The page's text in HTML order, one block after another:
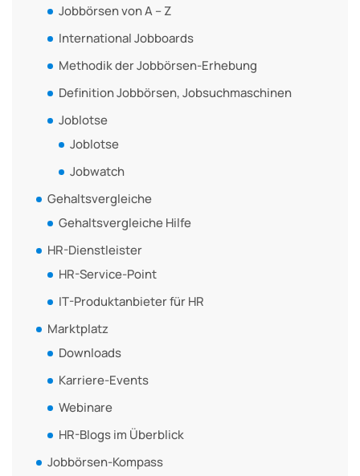
Jobbörsen von A – Z
International Jobboards
Methodik der Jobbörsen-Erhebung
Definition Jobbörsen, Jobsuchmaschinen
Joblotse
Joblotse
Jobwatch
Gehaltsvergleiche
Gehaltsvergleiche Hilfe
HR-Dienstleister
HR-Service-Point
IT-Produktanbieter für HR
Marktplatz
Downloads
Karriere-Events
Webinare
HR-Blogs im Überblick
Jobbörsen-Kompass